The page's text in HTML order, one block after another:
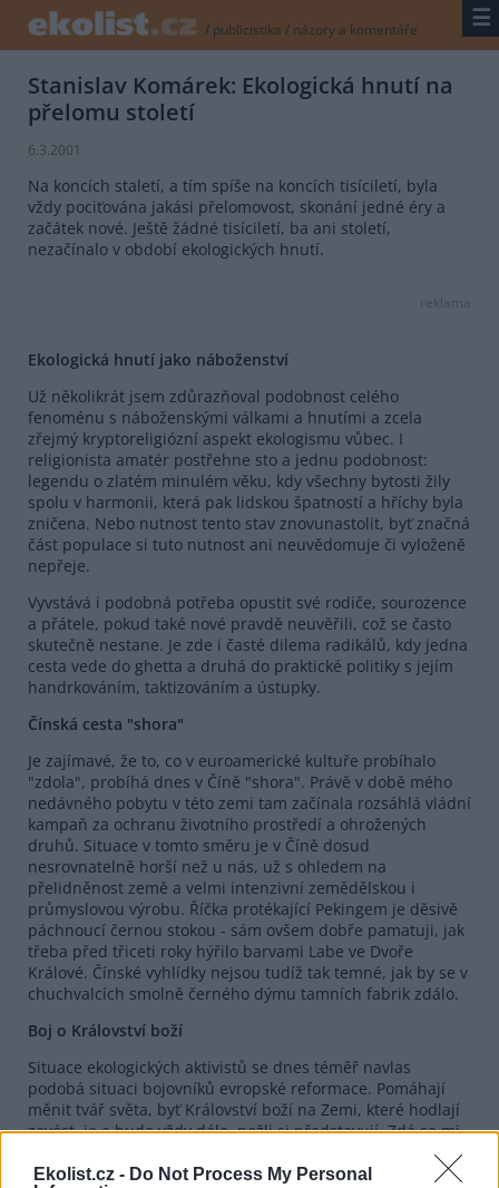
Ekolist.cz - Do Not Process My Personal
/ publicistika / názory a komentáře ☰
Stanislav Komárek: Ekologická hnutí na
přelomu století
6.3.2001
Na koncích staletí, a tím spíše na koncích tisíciletí, byla
vždy pociťována jakási přelomovost, skonání jedné éry a
začátek nové. Ještě žádné tisíciletí, ba ani století,
nezačínalo v období ekologických hnutí.
reklama
Ekologická hnutí jako náboženství
Už několikrát jsem zdůrazňoval podobnost celého
fenoménu s náboženskými válkami a hnutími a zcela
zřejmý kryptoreligiózní aspekt ekologismu vůbec. I
religionista amatér postřehne sto a jednu podobnost:
legendu o zlatém minulém věku, kdy všechny bytosti žily
spolu v harmonii, která pak lidskou špatností a hříchy byla
zničena. Nebo nutnost tento stav znovunastolit, byť značná
část populace si tuto nutnost ani neuvědomuje či vyloženě
nepřeje.
Vyvstává i podobná potřeba opustit své rodiče, sourozence
a přátele, pokud také nové pravdě neuvěřili, což se často
skutečně nestane. Je zde i časté dilema radikálů, kdy jedna
cesta vede do ghetta a druhá do praktické politiky s jejím
handrkováním, taktizováním a ústupky.
Čínská cesta "shora"
Je zajímavé, že to, co v euroamerické kultuře probíhalo
"zdola", probíhá dnes v Číně "shora". Právě v době mého
nedávného pobytu v této zemi tam začínala rozsáhlá vládní
kampaň za ochranu životního prostředí a ohrožených
druhů. Situace v tomto směru je v Číně dosud
nesrovnatelně horší než u nás, už s ohledem na
přelidněnost země a velmi intenzivní zemědělskou i
průmyslovou výrobu. Říčka protékající Pekingem je děsivě
páchnoucí černou stokou - sám ovšem dobře pamatuji, jak
třeba před třiceti roky hýřilo barvami Labe ve Dvoře
Králové. Čínské vyhlídky nejsou tudíž tak temné, jak by se v
chuchvalcích smolně černého dýmu tamních fabrik zdálo.
Boj o Království boží
Situace ekologických aktivistů se dnes téměř navlas
podobá situaci bojovníků evropské reformace. Pomáhají
měnit tvář světa, byť Království boží na Zemi, které hodlají
zavést, je a bude vždy dále, nežli si představují. Zdá se mi,
že stejně paradoxně jako úspěšně proběhlá reformace z
dlouhé perspektivy utlumila zájem o náboženskou